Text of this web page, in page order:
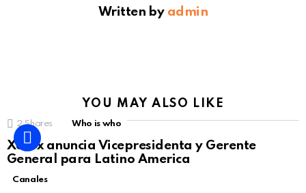
Written by admin
YOU MAY ALSO LIKE
2 Shares Who is who
Xerox anuncia Vicepresidenta y Gerente
General para Latino America
Canales